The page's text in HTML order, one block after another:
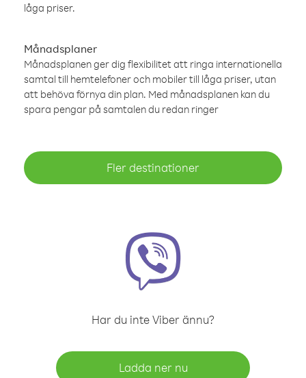
låga priser.
Månadsplaner
Månadsplanen ger dig flexibilitet att ringa internationella
samtal till hemtelefoner och mobiler till låga priser, utan
att behöva förnya din plan. Med månadsplanen kan du
spara pengar på samtalen du redan ringer
Fler destinationer
Har du inte Viber ännu?
Ladda ner nu